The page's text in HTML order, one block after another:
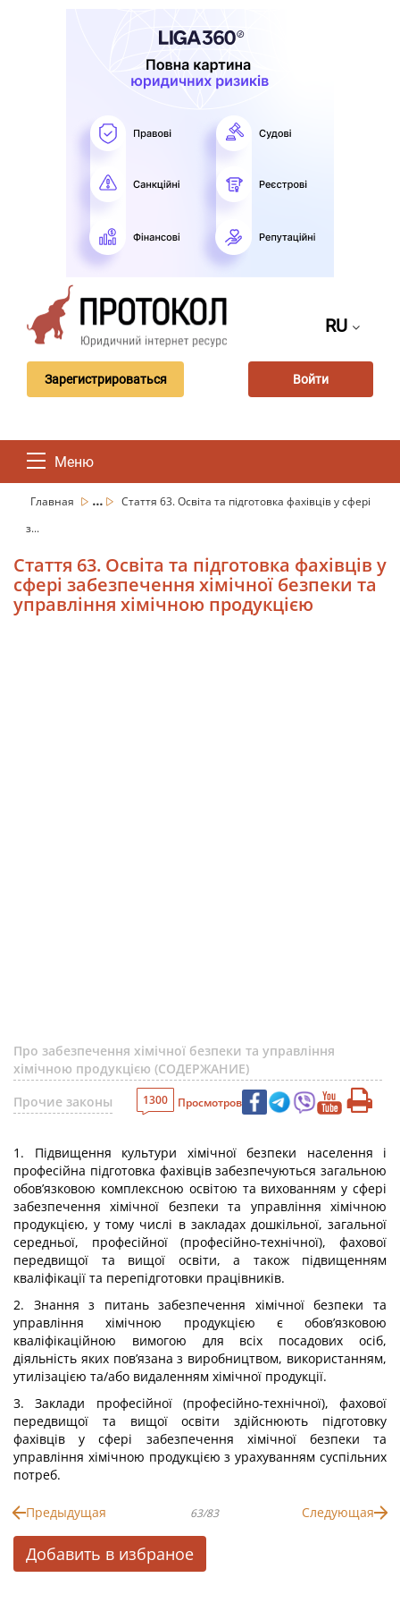
RU
Зарегистрироваться Войти
Меню
Главная ...
Стаття 63. Освіта та підготовка фахівців у сфері
з...
Стаття 63. Освіта та підготовка фахівців у
сфері забезпечення хімічної безпеки та
управління хімічною продукцією
Про забезпечення хімічної безпеки та управління
хімічною продукцією (СОДЕРЖАНИЕ)
Прочие законы
1300 Просмотров
1. Підвищення культури хімічної безпеки населення і
професійна підготовка фахівців забезпечуються загальною
обов’язковою комплексною освітою та вихованням у сфері
забезпечення хімічної безпеки та управління хімічною
продукцією, у тому числі в закладах дошкільної, загальної
середньої, професійної (професійно-технічної), фахової
передвищої та вищої освіти, а також підвищенням
кваліфікації та перепідготовки працівників.
2. Знання з питань забезпечення хімічної безпеки та
управління хімічною продукцією є обов’язковою
кваліфікаційною вимогою для всіх посадових осіб,
діяльність яких пов’язана з виробництвом, використанням,
утилізацією та/або видаленням хімічної продукції.
3. Заклади професійної (професійно-технічної), фахової
передвищої та вищої освіти здійснюють підготовку
фахівців у сфері забезпечення хімічної безпеки та
управління хімічною продукцією з урахуванням суспільних
потреб.
Предыдущая 63/83 Следующая
Добавить в избраное